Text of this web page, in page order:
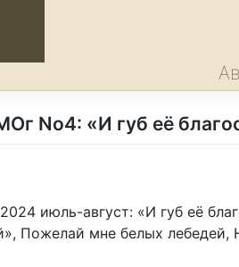
No4: «И губ её
июль-август: «И губ её
Пожелай мне белых лебедей,